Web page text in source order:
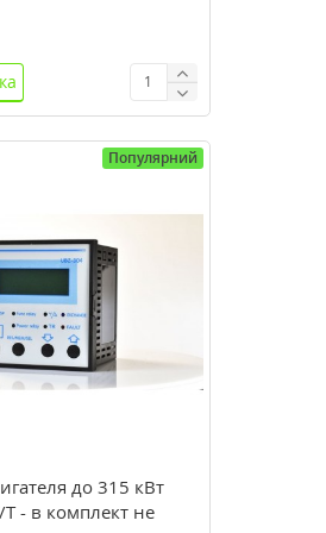
Популярний
до 315 кВт
- в комплект не